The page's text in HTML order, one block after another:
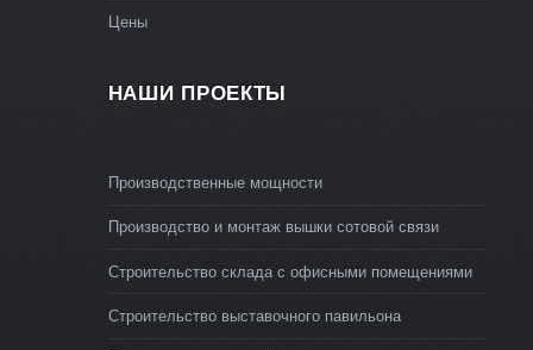
Цены
НАШИ ПРОЕКТЫ
Производственные мощности
Производство и монтаж вышки сотовой связи
Строительство склада с офисными помещениями
Строительство выставочного павильона